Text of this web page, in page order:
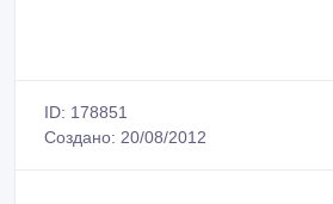
ID: 178851
Создано: 20/08/2012